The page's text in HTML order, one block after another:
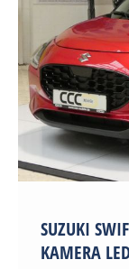
SUZUKI
KAMERA